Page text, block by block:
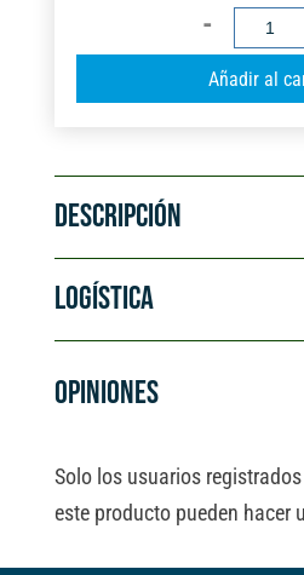
CANDADO
DE
LATÓN
LLAVES
30MM
Añadir al
DESCRIPCIÓN
LOGÍSTICA
OPINIONES
Solo los usuarios
este producto pueden hacer